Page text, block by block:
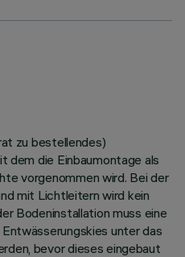
zu bestellendes)
dem die Einbaumontage als
vorgenommen wird. Bei der
mit Lichtleitern wird kein
Bodeninstallation muss eine
unter das
bevor dieses eingebaut